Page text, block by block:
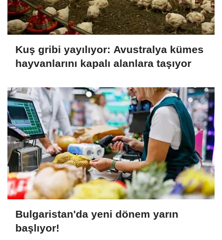
Kuş gribi yayılıyor: Avustralya kümes
hayvanlarını kapalı alanlara taşıyor
Bulgaristan'da yeni dönem yarın
başlıyor!